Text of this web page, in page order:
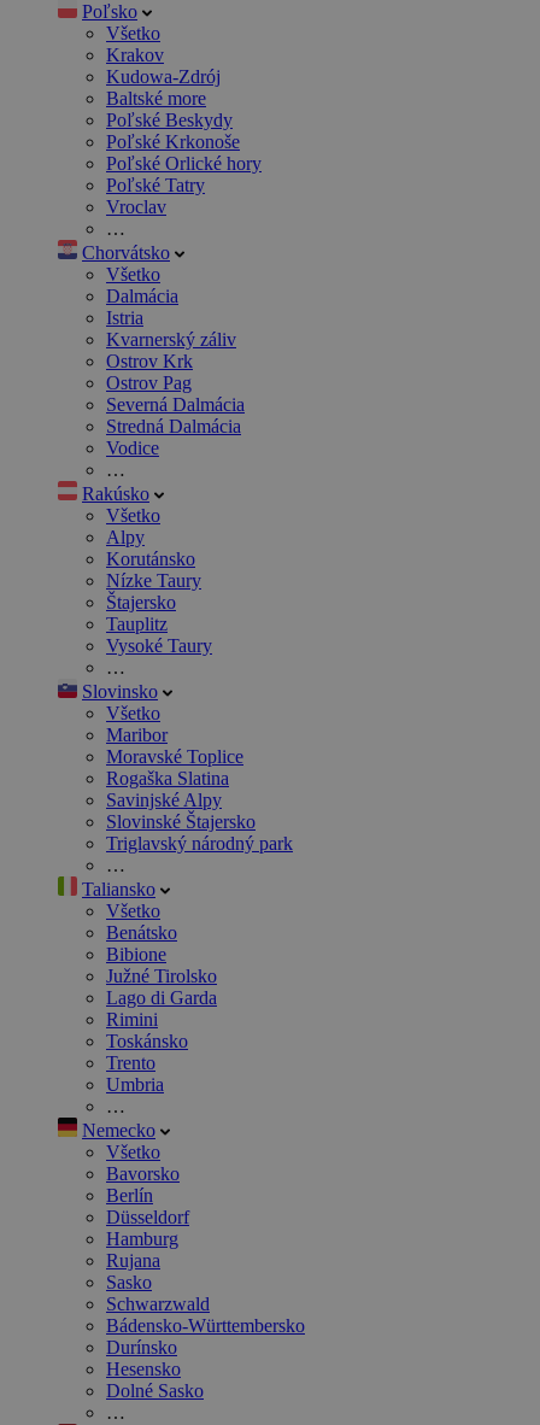
Poľsko
Všetko
Krakov
Kudowa-Zdrój
Baltské more
Poľské Beskydy
Poľské Krkonoše
Poľské Orlické hory
Poľské Tatry
Vroclav
…
Chorvátsko
Všetko
Dalmácia
Istria
Kvarnerský záliv
Ostrov Krk
Ostrov Pag
Severná Dalmácia
Stredná Dalmácia
Vodice
…
Rakúsko
Všetko
Alpy
Korutánsko
Nízke Taury
Štajersko
Tauplitz
Vysoké Taury
…
Slovinsko
Všetko
Maribor
Moravské Toplice
Rogaška Slatina
Savinjské Alpy
Slovinské Štajersko
Triglavský národný park
…
Taliansko
Všetko
Benátsko
Bibione
Južné Tirolsko
Lago di Garda
Rimini
Toskánsko
Trento
Umbria
…
Nemecko
Všetko
Bavorsko
Berlín
Düsseldorf
Hamburg
Rujana
Sasko
Schwarzwald
Bádensko-Württembersko
Durínsko
Hesensko
Dolné Sasko
…